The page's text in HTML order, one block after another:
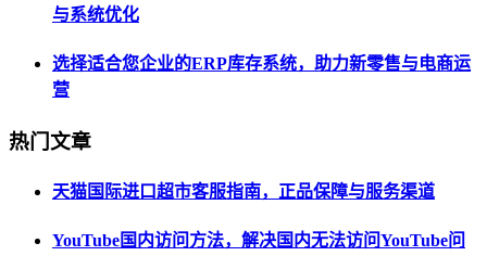
与系统优化
选择适合您企业的ERP库存系统，助力新零售与电商运
营
热门文章
天猫国际进口超市客服指南，正品保障与服务渠道
YouTube国内访问方法，解决国内无法访问YouTube问